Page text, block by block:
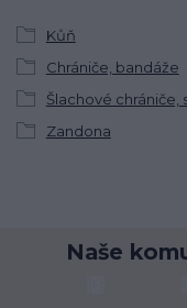
Kůň
Chrániče, bandáže
Šlachové chrániče,
Zandona
Naše